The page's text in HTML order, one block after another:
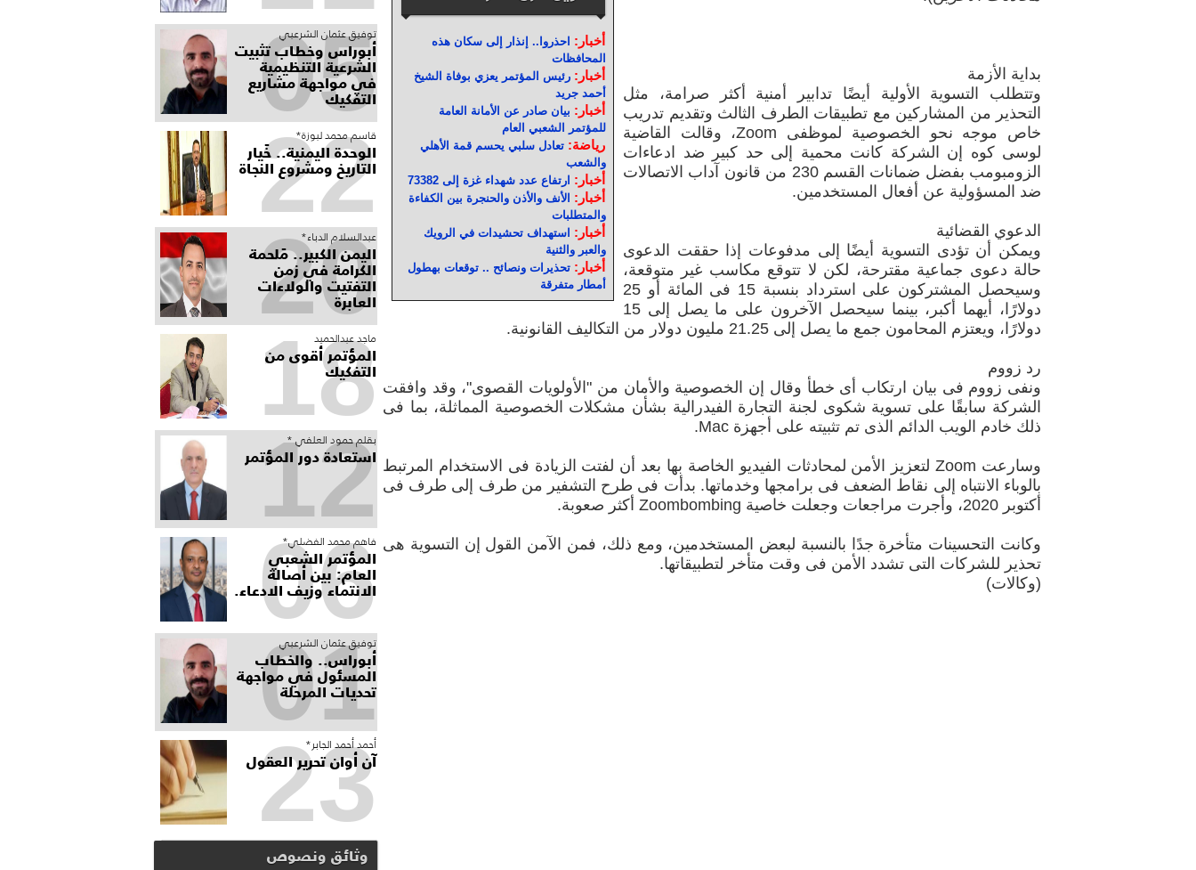
أخبار: احذروا.. إنذار إلى سكان هذه
المحافظات
أخبار:رئيس المؤتمر يعزي بوفاة الشيخ
أحمد جريد
أخبار: بيان صادر عن الأمانة العامة
للمؤتمر الشعبي العام
رياضة:تعادل سلبي يحسم قمة الأهلي
والشعب
أخبار: ارتفاع عدد شهداء غزة إلى 73382
أخبار: الأنف والأذن والحنجرة بين الكفاءة
والمتطلبات
أخبار: استهداف تحشيدات في الرويك
والعبر والثنية
أخبار:تحذيرات ونصائح .. توقعات بهطول
أمطار متفرقة
بداية الأزمة
وتتطلب التسوية الأولية أيضًا تدابير أمنية أكثر صرامة، مثل
التحذير من المشاركين مع تطبيقات الطرف الثالث وتقديم تدريب
خاص موجه نحو الخصوصية لموظفى Zoom، وقالت القاضية
لوسى كوه إن الشركة كانت محمية إلى حد كبير ضد ادعاءات
الزومبومب بفضل ضمانات القسم 230 من قانون آداب الاتصالات
ضد المسؤولية عن أفعال المستخدمين.
الدعوي القضائية
ويمكن أن تؤدى التسوية أيضًا إلى مدفوعات إذا حققت الدعوى
حالة دعوى جماعية مقترحة، لكن لا تتوقع مكاسب غير متوقعة،
وسيحصل المشتركون على استرداد بنسبة 15 فى المائة أو 25
دولارًا، أيهما أكبر، بينما سيحصل الآخرون على ما يصل إلى 15
دولارًا، ويعتزم المحامون جمع ما يصل إلى 21.25 مليون دولار من التكاليف القانونية.
رد زووم
ونفى زووم فى بيان ارتكاب أى خطأ وقال إن الخصوصية والأمان من "الأولويات القصوى"، وقد وافقت
الشركة سابقًا على تسوية شكوى لجنة التجارة الفيدرالية بشأن مشكلات الخصوصية المماثلة، بما فى
ذلك خادم الويب الدائم الذى تم تثبيته على أجهزة Mac.
وسارعت Zoom لتعزيز الأمن لمحادثات الفيديو الخاصة بها بعد أن لفتت الزيادة فى الاستخدام المرتبط
بالوباء الانتباه إلى نقاط الضعف فى برامجها وخدماتها. بدأت فى طرح التشفير من طرف إلى طرف فى
أكتوبر 2020، وأجرت مراجعات وجعلت خاصية Zoombombing أكثر صعوبة.
وكانت التحسينات متأخرة جدًا بالنسبة لبعض المستخدمين، ومع ذلك، فمن الآمن القول إن التسوية هى
تحذير للشركات التى تشدد الأمن فى وقت متأخر لتطبيقاتها.
(وكالات)
توفيق عثمان الشرعبي
أبوراس وخطاب تثبيت
الشرعية التنظيمية
في مواجهة مشاريع
التفكيك
05
قاسم محمد لبوزة*
الوحدة اليمنية.. خَيار
التاريخ ومشروع النجاة
22
عبدالسلام الدباء*
​اليمن الكبير.. مَلحمة
الكرامة في زمن
التفتيت والولاءات
العابرة
20
ماجد عبدالحميد
المؤتمر أقوى من
التفكيك
18
بقلم حمود العلفي *
استعادة دور المؤتمر
12
فاهم محمد الفضلي*
المؤتمر الشعبي
العام: بين أصالة
الانتماء وزيف الادعاء.
06
توفيق عثمان الشرعبي
أبوراس.. والخطاب
المسئول في مواجهة
تحديات المرحلة
01
أحمد أحمد الجابر*
آن أوان تحرير العقول
23
وثائق ونصوص